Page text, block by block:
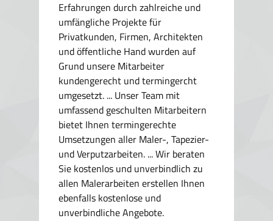
Erfahrungen durch zahlreiche und
umfängliche Projekte für
Privatkunden, Firmen, Architekten
und öffentliche Hand wurden auf
Grund unsere Mitarbeiter
kundengerecht und termingercht
umgesetzt. ... Unser Team mit
umfassend geschulten Mitarbeitern
bietet Ihnen termingerechte
Umsetzungen aller Maler-, Tapezier-
und Verputzarbeiten. ... Wir beraten
Sie kostenlos und unverbindlich zu
allen Malerarbeiten erstellen Ihnen
ebenfalls kostenlose und
unverbindliche Angebote.